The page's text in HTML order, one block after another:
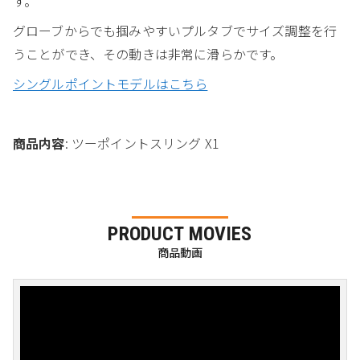
グローブからでも掴みやすいプルタブでサイズ調整を行
うことができ、その動きは非常に滑らかです。
シングルポイントモデルはこちら
商品内容: ツーポイントスリング X1
PRODUCT MOVIES
商品動画